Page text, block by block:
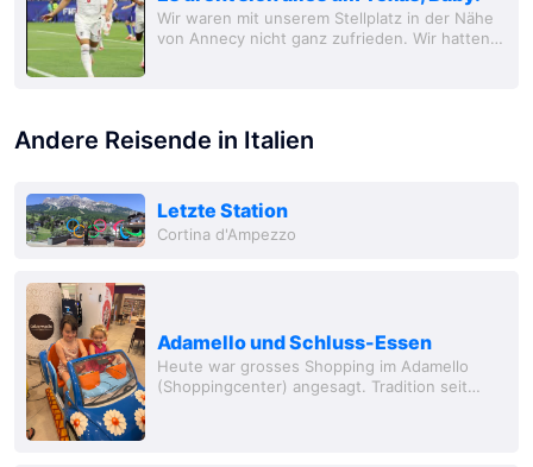
Wir waren mit unserem Stellplatz in der Nähe
von Annecy nicht ganz zufrieden. Wir hatten
Andere Reisende in Italien
Letzte Station
Cortina d'Ampezzo
Adamello und Schluss-Essen
Heute war grosses Shopping im Adamello
(Shoppingcenter) angesagt. Tradition seit